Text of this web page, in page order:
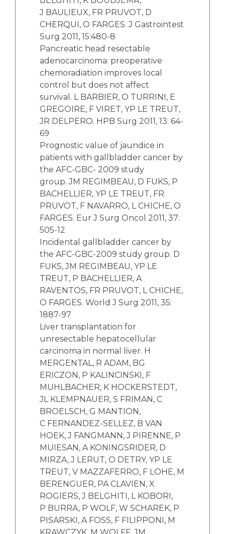
J BAULIEUX, FR PRUVOT, D
CHERQUI, O FARGES. J Gastrointest
Surg 2011, 15:480-8
Pancreatic head resectable
adenocarcinoma: preoperative
chemoradiation improves local
control but does not affect
survival. L BARBIER, O TURRINI, E
GREGOIRE, F VIRET, YP LE TREUT,
JR DELPERO. HPB Surg 2011, 13: 64-
69
Prognostic value of jaundice in
patients with gallbladder cancer by
the AFC-GBC- 2009 study
group. JM REGIMBEAU, D FUKS, P
BACHELLIER, YP LE TREUT, FR
PRUVOT, F NAVARRO, L CHICHE, O
FARGES. Eur J Surg Oncol 2011, 37:
505-12
Incidental gallbladder cancer by
the AFC-GBC-2009 study group. D
FUKS, JM REGIMBEAU, YP LE
TREUT, P BACHELLIER, A
RAVENTOS, FR PRUVOT, L CHICHE,
O FARGES. World J Surg 2011, 35:
1887-97
Liver transplantation for
unresectable hepatocellular
carcinoma in normal liver. H
MERGENTAL, R ADAM, BG
ERICZON, P KALINCINSKI, F
MUHLBACHER, K HOCKERSTEDT,
JL KLEMPNAUER, S FRIMAN, C
BROELSCH, G MANTION,
C FERNANDEZ-SELLEZ, B VAN
HOEK, J FANGMANN, J PIRENNE, P
MUIESAN, A KONINGSRIDER, D
MIRZA, J LERUT, O DETRY, YP LE
TREUT, V MAZZAFERRO, F LOHE, M
BERENGUER, PA CLAVIEN, X
ROGIERS, J BELGHITI, L KOBORI,
P BURRA, P WOLF, W SCHAREK, P
PISARSKI, A FOSS, F FILIPPONI, M